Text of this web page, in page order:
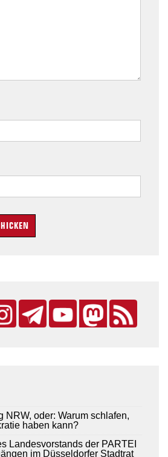
NRW, oder: Warum schlafen,
haben kann?
Landesvorstands der PARTEI
im Düsseldorfer Stadtrat